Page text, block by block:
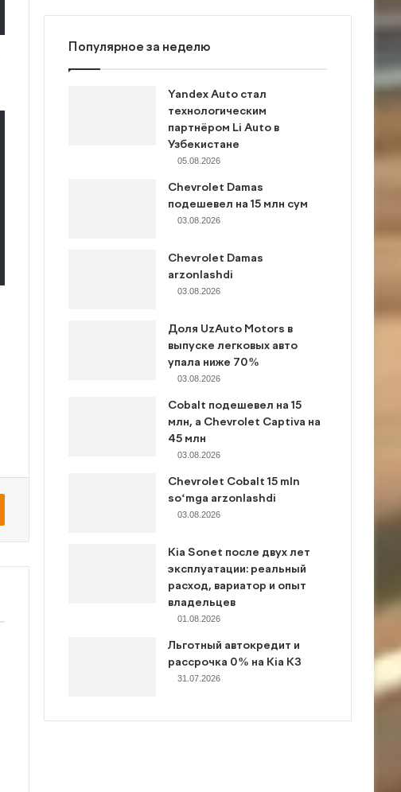
Популярное за неделю
Yandex Auto стал
технологическим
партнёром Li Auto в
Узбекистане
05.08.2026
Chevrolet Damas
подешевел на 15 млн сум
03.08.2026
Chevrolet Damas
arzonlashdi
03.08.2026
Доля UzAuto Motors в
выпуске легковых авто
упала ниже 70%
03.08.2026
Cobalt подешевел на 15
млн, а Chevrolet Captiva на
45 млн
03.08.2026
Chevrolet Cobalt 15 mln
so‘mga arzonlashdi
03.08.2026
Kia Sonet после двух лет
эксплуатации: реальный
расход, вариатор и опыт
владельцев
01.08.2026
Льготный автокредит и
рассрочка 0% на Kia K3
31.07.2026